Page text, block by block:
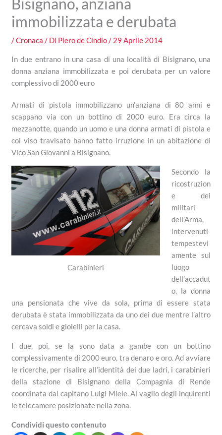
immobilizzata e derubata
/Cronaca / Di Piero de Cindio/ 29 Aprile 2014
In due entrano in una casa di una località di Bisignano, una
donna anziana immobilizzata e poi derubata per un valore
complessivo di 2000 euro
Armati di pistola immobilizzano un’anziana di 80 anni e
scappano via con un bottino di 2000 euro. Era circa la
mezzanotte, quando un uomo e una donna armati di pistola e
col viso travisato hanno fatto irruzione in un abitazione di
Vico San Giovanni a Bisignano.
Carabinieri
Secondo la
ricostruzion
e dei
militari
dell’Arma,
intervenuti
tempestevi
amente sul
luogo
dell’accadut
o, la donna
una pensionata che vive da sola, prima di essere stata
derubata è stata immobilizzata da uno dei due mentre l’altro
cercava soldi e gioielli per la casa.
I due, poi, se la sono data a gambe con un bottino
complessivamente di 2000 euro, tra denaro e oro. Ad avviare
le ricerche, per risalire all’identità dei due ladri, i carabinieri
della stazione di Bisignano della Compagnia di Rende
coordinata dal capitano Luigi Miele. Al vaglio degli inquirenti
le telecamere posizionate nella zona.
Condividi questo contenuto